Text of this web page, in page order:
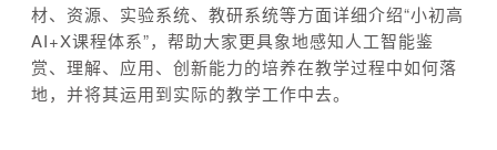
材、资源、实验系统、教研系统等方面详细介绍“小初高
AI+X课程体系”，帮助大家更具象地感知人工智能鉴
赏、理解、应用、创新能力的培养在教学过程中如何落
地，并将其运用到实际的教学工作中去。